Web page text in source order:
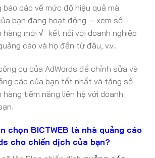
báo cáo về mức độ hiệu quả mà
bạn đang hoạt động — xem số
hàng mới √ kết nối với doanh nghiệp
cáo và họ đến từ đâu, v.v..
cụ của AdWords để chỉnh sửa và
cáo của bạn tốt nhất và tăng số
tiềm năng liên hệ với doanh
chọn BICTWEB là nhà quảng cáo
cho chiến dịch của bạn?